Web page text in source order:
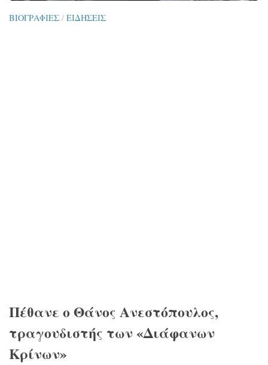
ΒΙΟΓΡΑΦΊΕΣ / ΕΙΔΉΣΕΙΣ
Πέθανε ο Θάνος Ανεστόπουλος,
τραγουδιστής των «Διάφανων
Κρίνων»